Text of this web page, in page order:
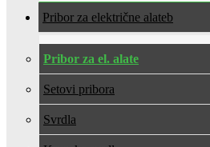
Pribor za električne alate
Pribor za el. alate
Setovi pribora
Svrdla